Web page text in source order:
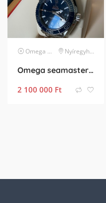
Omega karóraNyíregyháza
Omega seamaster planet ocean blue hordatlan.
2 100 000 Ft